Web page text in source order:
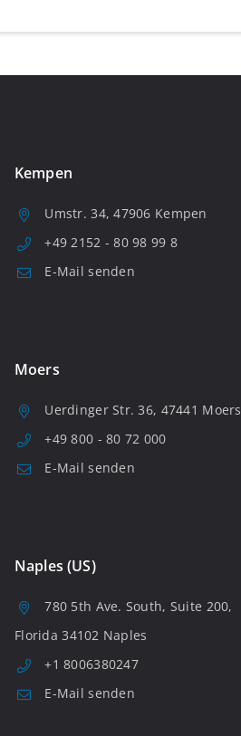
Kempen
Umstr. 34, 47906 Kempen
+49 2152 - 80 98 99 8
E-Mail senden
Moers
Uerdinger Str. 36, 47441 Moers
+49 800 - 80 72 000
E-Mail senden
Naples (US)
780 5th Ave. South, Suite 200,
Florida 34102 Naples
+1 8006380247
E-Mail senden